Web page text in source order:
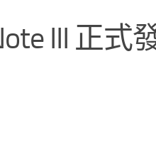
III 正